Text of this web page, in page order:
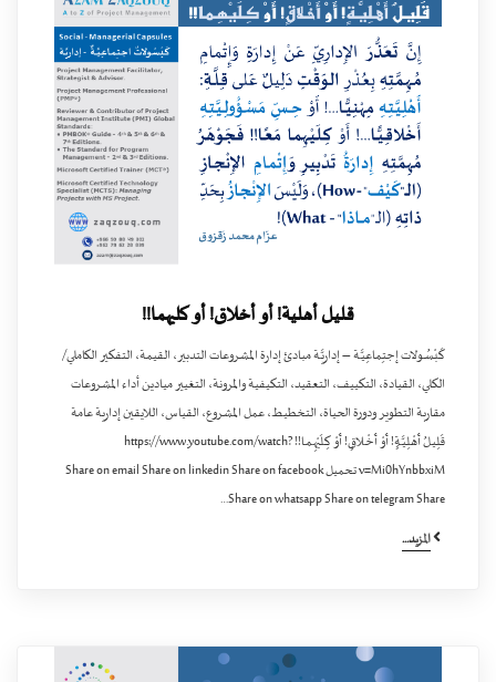
قليل أهلية! أو أخلاق! أو كليهما!!
كَبْسُـولات إجتِماعِيَّـة – إداريَّـة مبادئ إدارة المشروعات التدبير، القيمة، التفكير الكاملي/
الكلي، القيادة، التكييف، التعقيد، التكيفية والمرونة، التغيير ميادين أداء المشروعات
مقاربة التطوير ودورة الحياة، التخطيط، عمل المشروع، القياس، اللايقين إدارية عامة
قَلِيـلُ أَهْـلِيَّـةٍ! أَوْ أَخْـلاقٍ! أَوْ كِـلَيْهِـمـا!! https://www.youtube.com/watch?
v=Mi0hYnbbxiM تحميل Share on email Share on linkedin Share on facebook
Share on whatsapp Share on telegram Share…
المزيد...